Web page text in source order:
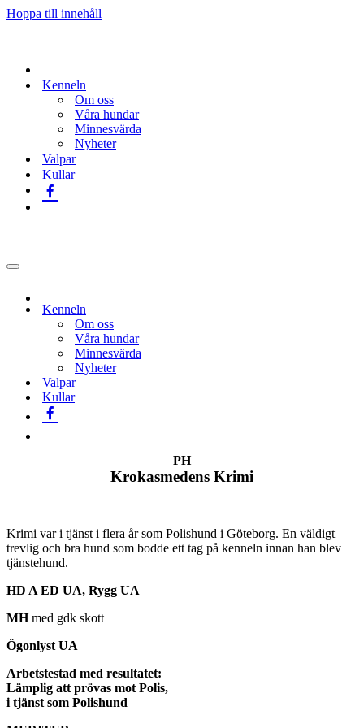
Hoppa till innehåll
Kenneln
Om oss
Våra hundar
Minnesvärda
Nyheter
Valpar
Kullar
Navigeringsmeny
Kenneln
Om oss
Våra hundar
Minnesvärda
Nyheter
Valpar
Kullar
PH
Krokasmedens Krimi
Krimi var i tjänst i flera år som Polishund i Göteborg. En väldigt
trevlig och bra hund som bodde ett tag på kenneln innan han blev
tjänstehund.
HD A ED UA, Rygg UA
MHmed gdk skott
Ögonlyst UA
Arbetstestad med resultatet:
Lämplig att prövas mot Polis,
i tjänst som Polishund